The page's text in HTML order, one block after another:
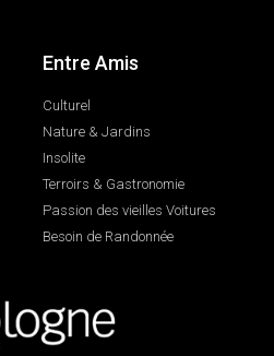
Entre Amis
Culturel
Nature & Jardins
Insolite
Terroirs & Gastronomie
Passion des vieilles Voitures
Besoin de Randonnée